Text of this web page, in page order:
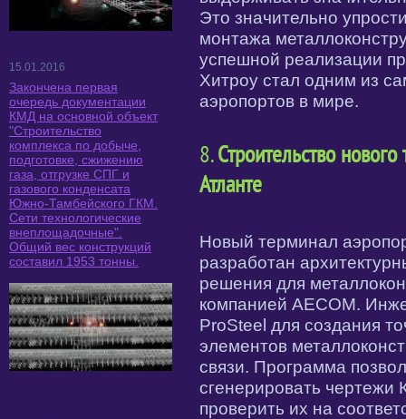
Это значительно
монтажа
успешной реализации
Хитроу стал одним из
аэропортов в мире.
8.Строительство
Атланте
Новый терминал
разработан
решения для
компанией AECOM.
ProSteel для создания
элементов
связи. Программа
сгенерировать
проверить их на
15.01.2016
Закончена первая
очередь документации
КМД на основной объект
"Строительство
комплекса по добыче,
подготовке, сжижению
газа, отгрузке СПГ и
газового конденсата
Южно-Тамбейского ГКМ.
Сети технологические
внеплощадочные".
Общий вес конструкций
составил 1953 тонны.